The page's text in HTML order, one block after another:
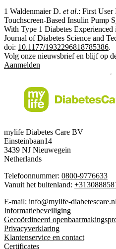
1 Waldenmaier D. et al.: First User
Touchscreen-Based Insulin Pump
With Type 1 Diabetes
Journal of Diabetes Science and
doi: 10.1177/1932296818785386.
Volg onze nieuwsbrief en blijf op
Aanmelden
mylife Diabetes Care BV
Einsteinbaan14
3439 NJ Nieuwegein
Netherlands
Telefoonnummer: 0800-9776633
Vanuit het buitenland:
E-mail: info@mylife-diabetescare.nl
Informatiebeveiliging
Gecoördineerd
Privacyverklaring
Klantenservice en contact
Certificates